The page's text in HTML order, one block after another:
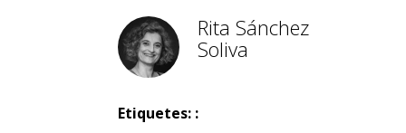
Rita Sánchez
Soliva
Etiquetes: